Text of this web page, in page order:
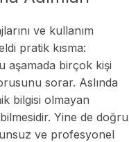
ve kullanım
pratik kısma:
aşamada birçok kişi
sorar. Aslında
bilgisi olmayan
Yine de doğru
ve profesyonel